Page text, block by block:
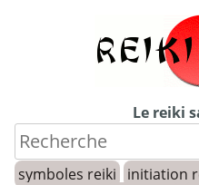
Le reiki
symboles reiki initiation